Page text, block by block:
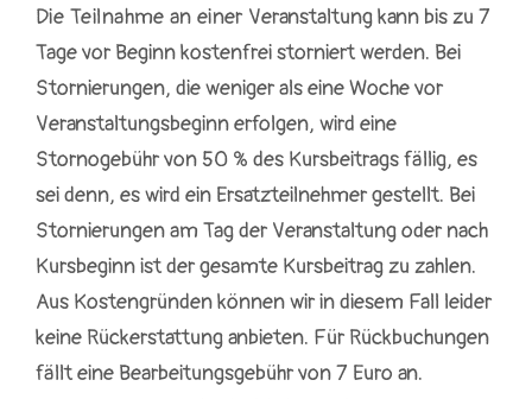
Die Teilnahme an einer Veranstaltung kann bis zu 7
Tage vor Beginn kostenfrei storniert werden. Bei
Stornierungen, die weniger als eine Woche vor
Veranstaltungsbeginn erfolgen, wird eine
Stornogebühr von 50 % des Kursbeitrags fällig, es
sei denn, es wird ein Ersatzteilnehmer gestellt. Bei
Stornierungen am Tag der Veranstaltung oder nach
Kursbeginn ist der gesamte Kursbeitrag zu zahlen.
Aus Kostengründen können wir in diesem Fall leider
keine Rückerstattung anbieten. Für Rückbuchungen
fällt eine Bearbeitungsgebühr von 7 Euro an.